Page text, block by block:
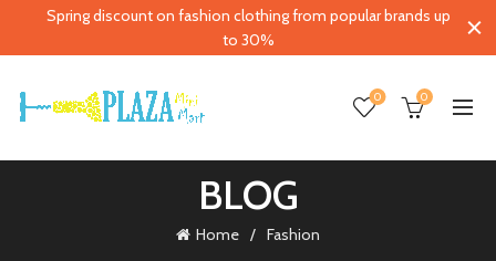
0 0
BLOG
Home Fashion
Spring discount on fashion clothing from popular brands up
to 30%